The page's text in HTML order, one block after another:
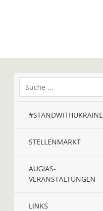
#STANDWITHUKRAINE
STELLENMARKT
AUGIAS-
VERANSTALTUNGEN
LINKS